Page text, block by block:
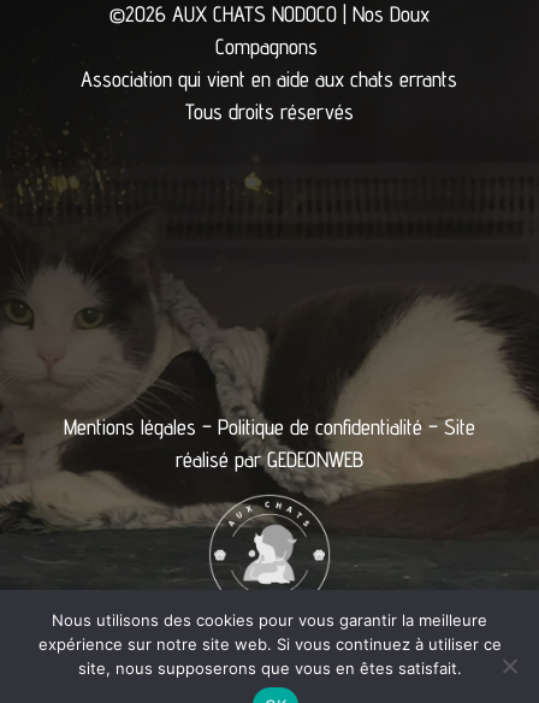
©2026 AUX CHATS NODOCO | Nos Doux
Compagnons
Association qui vient en aide aux chats errants
Tous droits réservés
Mentions légales – Politique de confidentialité – Site
réalisé parGEDEONWEB
Nous utilisons des cookies pour vous garantir la meilleure
expérience sur notre site web. Si vous continuez à utiliser ce
site, nous supposerons que vous en êtes satisfait.